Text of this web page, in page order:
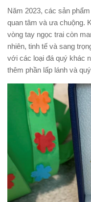
Năm 2023, các sản
quan tâm và ưa chuộng.
vòng tay ngọc trai còn
nhiên, tinh tế và sang
với các loại đá quý khác
thêm phần lấp lánh và